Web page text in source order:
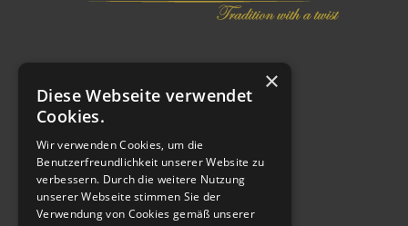
WEITERE LINKS
×
Diese Webseite verwendet
Cookies.
Wir verwenden Cookies, um die
Benutzerfreundlichkeit unserer Website zu
verbessern. Durch die weitere Nutzung
unserer Webseite stimmen Sie der
Verwendung von Cookies gemäß unserer